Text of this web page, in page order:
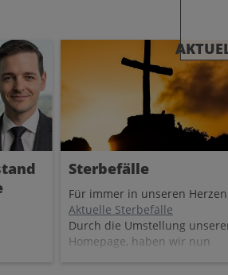
Sterbefälle
Für immer in unseren Herzen
Aktuelle Sterbefälle
Durch die Umstellung
Homepage, haben wir nun